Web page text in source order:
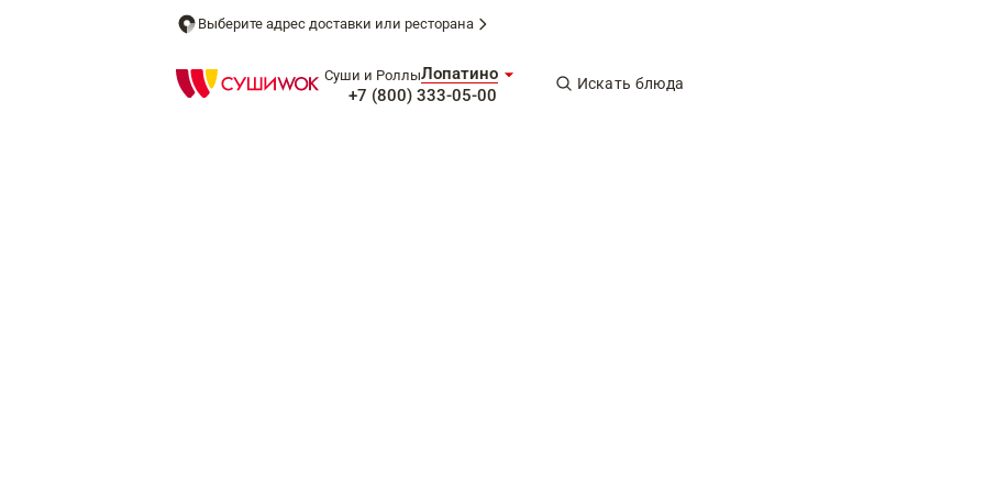
Выберите адрес доставки или ресторана
Суши и РоллыЛопатино
+7 (800) 333-05-00
Искать блюда